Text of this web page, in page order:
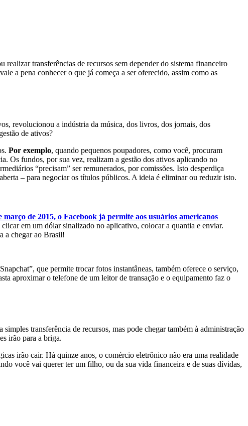
transferências de recursos sem depender do sistema financeiro
a pena conhecer o que já começa a ser oferecido, assim como as
revolucionou a indústria da música, dos livros, dos jornais, dos
de ativos?
Por exemplo, quando pequenos poupadores, como você, procuram
Os fundos, por sua vez, realizam a gestão dos ativos aplicando no
“precisam” ser remunerados, por comissões. Isto desperdiça
– para negociar os títulos públicos. A ideia é eliminar ou reduzir isto.
março de 2015, o Facebook já permite aos usuários americanos
em um dólar sinalizado no aplicativo, colocar a quantia e enviar.
a chegar ao Brasil!
que permite trocar fotos instantâneas, também oferece o serviço,
aproximar o telefone de um leitor de transação e o equipamento faz o
simples transferência de recursos, mas pode chegar também à administração
irão para a briga.
irão cair. Há quinze anos, o comércio eletrônico não era uma realidade
você vai querer ter um filho, ou da sua vida financeira e de suas dívidas,